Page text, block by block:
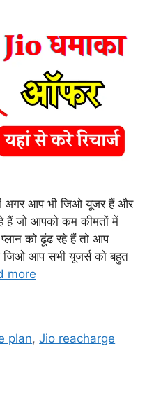
अगर आप भी जिओ यूजर हैं और
हैं जो आपको कम कीमतों में
को ढूंढ रहे हैं तो आप
आप सभी यूजर्स को बहुत
more
plan,Jio reacharge